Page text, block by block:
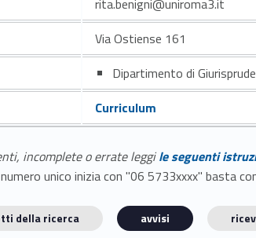
Via Ostiense 161
Dipartimento di
Curriculum
incomplete o errate leggile seguenti
unico inizia con "06 5733xxxx" basta
della ricerca avvisi